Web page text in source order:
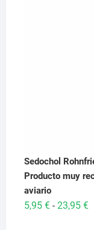
Sedochol
Producto muy
aviario
5,95 € - 23,95 €